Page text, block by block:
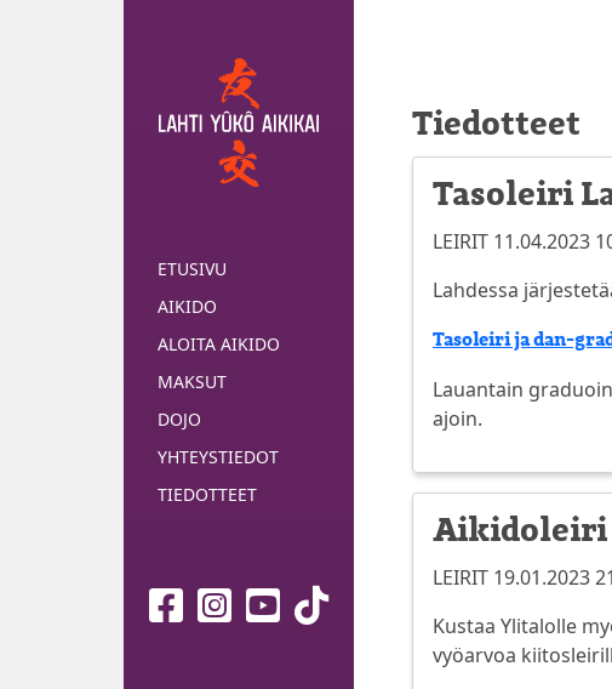
ETUSIVU
AIKIDO
ALOITA AIKIDO
MAKSUT
DOJO
YHTEYSTIEDOT
TIEDOTTEET
Tiedotteet
Tasoleiri
LEIRIT 11.04.2023
Lahdessa
Tasoleiri ja dan-
Lauantain
ajoin.
Aikidoleiri
LEIRIT 19.01.2023
Kustaa Ylitalolle
vyöarvoa